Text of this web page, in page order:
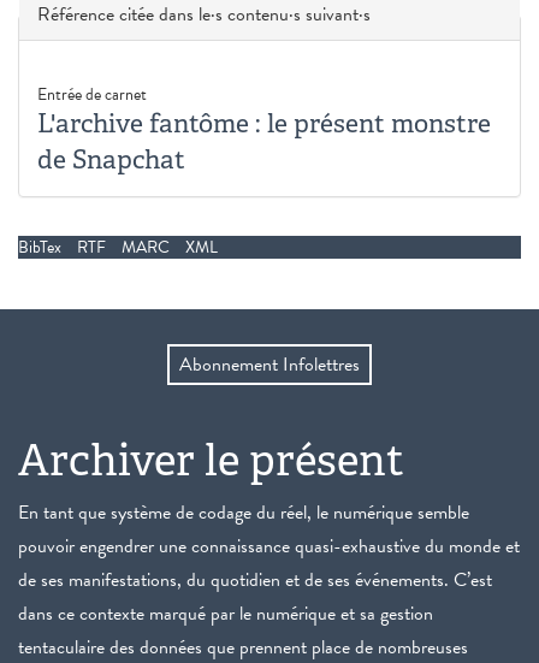
Masquer
Référence citée dans le·s contenu·s suivant·s
Entrée de carnet
L'archive fantôme : le présent monstre
de Snapchat
BibTex RTF MARC XML
Abonnement Infolettres
Archiver le présent
En tant que système de codage du réel, le numérique semble
pouvoir engendrer une connaissance quasi-exhaustive du monde et
de ses manifestations, du quotidien et de ses événements. C’est
dans ce contexte marqué par le numérique et sa gestion
tentaculaire des données que prennent place de nombreuses